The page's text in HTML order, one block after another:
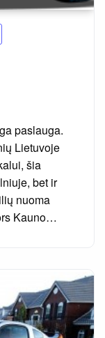
paslauga.
Lietuvoje
šia
bet ir
nuoma
Kauno…